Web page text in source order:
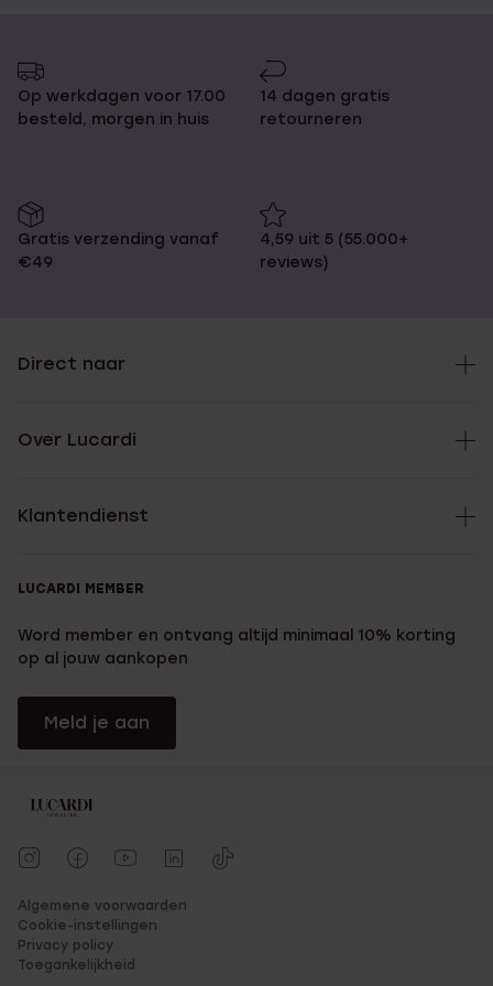
Op werkdagen voor 17.00
besteld, morgen in huis
14 dagen gratis
retourneren
Gratis verzending vanaf
€49
4,59 uit 5 (55.000+
reviews)
Direct naar
Over Lucardi
Klantendienst
LUCARDI MEMBER
Word member en ontvang altijd minimaal 10% korting
op al jouw aankopen
Meld je aan
Algemene voorwaarden
Cookie-instellingen
Privacy policy
Toegankelijkheid